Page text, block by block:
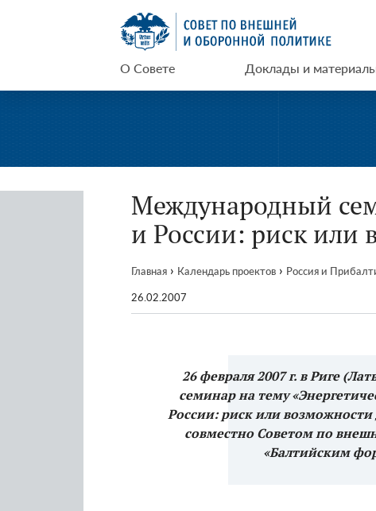
СВОП
О Совете Доклады и
Международный
и России: риск или
Главная › Календарь проектов › Россия и
26.02.2007
26 февраля 2007 г. в Риге
семинар на тему
России: риск или
совместно Советом по
«Балтийским